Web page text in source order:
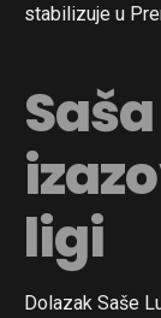
stabilizuje u
ligi
Dolazak Saše